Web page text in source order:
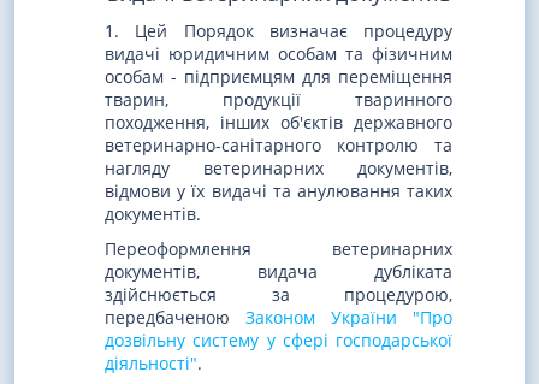
1. Цей Порядок визначає процедуру
видачі юридичним особам та фізичним
особам - підприємцям для переміщення
тварин, продукції тваринного
походження, інших об'єктів державного
ветеринарно-санітарного контролю та
нагляду ветеринарних документів,
відмови у їх видачі та анулювання таких
документів.
Переоформлення ветеринарних
документів, видача дубліката
здійснюється за процедурою,
передбаченою Законом України "Про
дозвільну систему у сфері господарської
діяльності".